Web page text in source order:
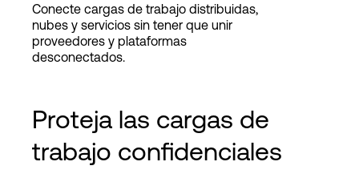
Conecte cargas de trabajo distribuidas,
nubes y servicios sin tener que unir
proveedores y plataformas
desconectados.
Proteja las cargas de
trabajo confidenciales